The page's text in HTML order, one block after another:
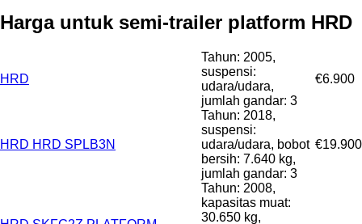
Harga untuk semi-trailer platform HRD
HRD
Tahun: 2005,
suspensi:
udara/udara,
jumlah gandar: 3
€6.900
HRD HRD SPLB3N
Tahun: 2018,
suspensi:
udara/udara, bobot
bersih: 7.640 kg,
jumlah gandar: 3
€19.900
Tahun: 2008,
kapasitas muat:
30.650 kg,